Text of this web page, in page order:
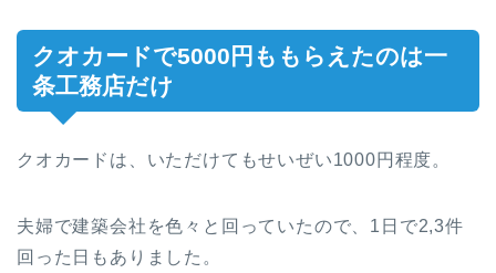
クオカードで5000円ももらえたのは一
条工務店だけ
クオカードは、いただけてもせいぜい1000円程度。
夫婦で建築会社を色々と回っていたので、1日で2,3件
回った日もありました。